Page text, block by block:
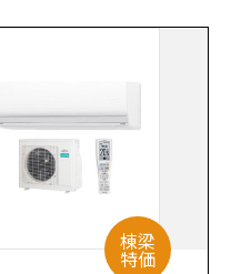
棟梁
特価